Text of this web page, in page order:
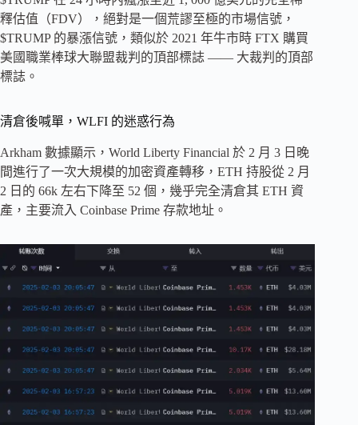
釋估值（FDV），絕對是一個荒謬至極的市場信號，
$TRUMP 的暴漲信號，類似於 2021 年牛市時 FTX 購買
美國職業棒球大聯盟裁判的頂部標誌 —— 大裁判的頂部
標誌。
清倉後喊單，WLFI 的迷惑行為
Arkham 數據顯示，World Liberty Financial 於 2 月 3 日晚
間進行了一次大規模的加密資產轉移，ETH 持股從 2 月
2 日的 66k 左右下降至 52 個，幾乎完全清倉其 ETH 資
產，主要流入 Coinbase Prime 存款地址。